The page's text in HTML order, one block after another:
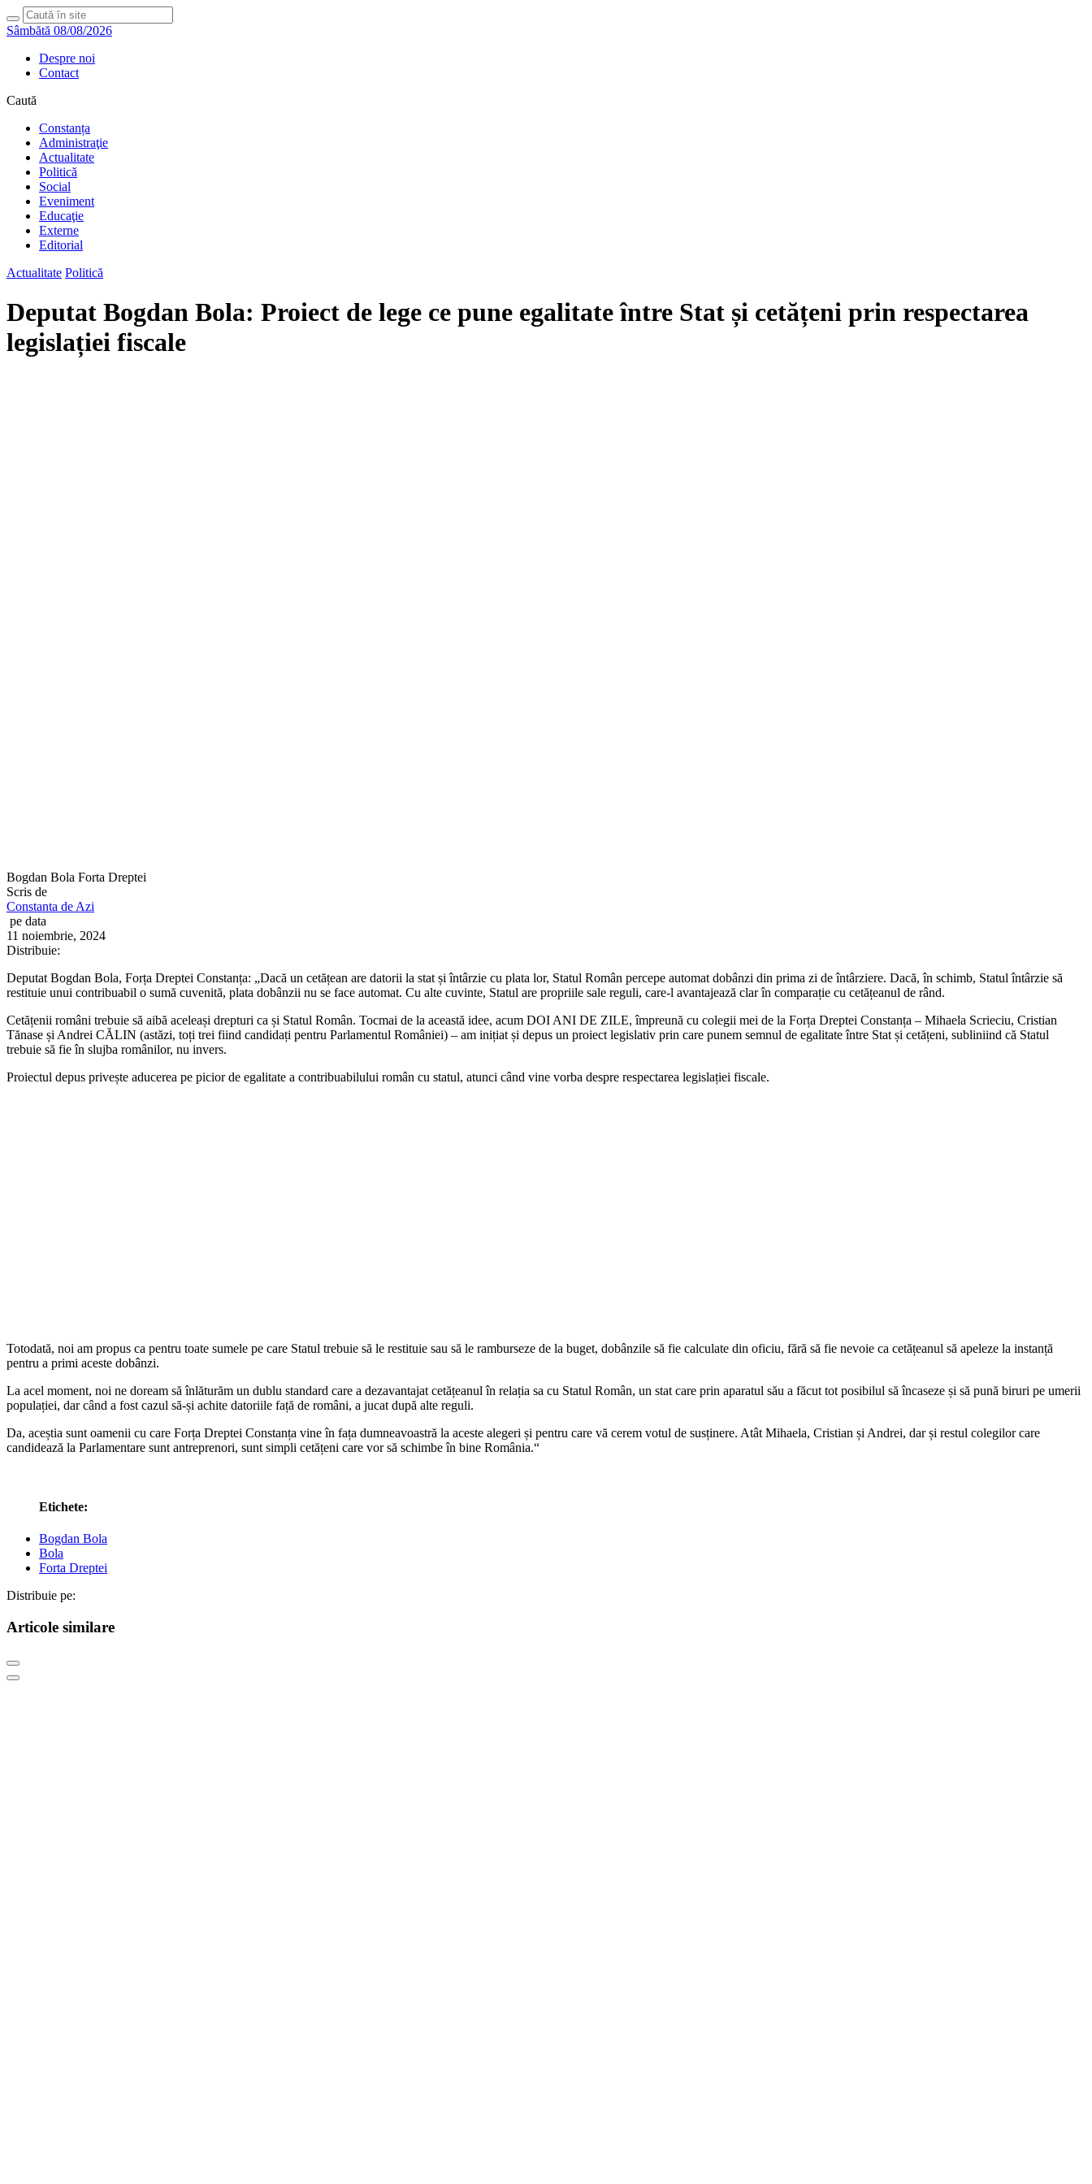
Sâmbătă 08/08/2026
Despre noi
Contact
Caută
Constanța
Administraţie
Actualitate
Politică
Social
Eveniment
Educaţie
Externe
Editorial
Actualitate Politică
Deputat Bogdan Bola: Proiect de lege ce pune egalitate între Stat și cetățeni prin respectarea
legislației fiscale
Bogdan Bola Forta Dreptei
Scris de
Constanta de Azi
pe data
11 noiembrie, 2024
Distribuie:
Deputat Bogdan Bola, Forța Dreptei Constanța: „Dacă un cetățean are datorii la stat și întârzie cu plata lor, Statul Român percepe automat dobânzi din prima zi de întârziere. Dacă, în schimb, Statul întârzie să
restituie unui contribuabil o sumă cuvenită, plata dobânzii nu se face automat. Cu alte cuvinte, Statul are propriile sale reguli, care-l avantajează clar în comparație cu cetățeanul de rând.
Cetățenii români trebuie să aibă aceleași drepturi ca și Statul Român. Tocmai de la această idee, acum DOI ANI DE ZILE, împreună cu colegii mei de la Forța Dreptei Constanța – Mihaela Scrieciu, Cristian
Tănase și Andrei CĂLIN (astăzi, toți trei fiind candidați pentru Parlamentul României) – am inițiat și depus un proiect legislativ prin care punem semnul de egalitate între Stat și cetățeni, subliniind că Statul
trebuie să fie în slujba românilor, nu invers.
Proiectul depus privește aducerea pe picior de egalitate a contribuabilului român cu statul, atunci când vine vorba despre respectarea legislației fiscale.
Totodată, noi am propus ca pentru toate sumele pe care Statul trebuie să le restituie sau să le ramburseze de la buget, dobânzile să fie calculate din oficiu, fără să fie nevoie ca cetățeanul să apeleze la instanță
pentru a primi aceste dobânzi.
La acel moment, noi ne doream să înlăturăm un dublu standard care a dezavantajat cetățeanul în relația sa cu Statul Român, un stat care prin aparatul său a făcut tot posibilul să încaseze și să pună biruri pe umerii
populației, dar când a fost cazul să-și achite datoriile față de români, a jucat după alte reguli.
Da, aceștia sunt oamenii cu care Forța Dreptei Constanța vine în fața dumneavoastră la aceste alegeri și pentru care vă cerem votul de susținere. Atât Mihaela, Cristian și Andrei, dar și restul colegilor care
candidează la Parlamentare sunt antreprenori, sunt simpli cetățeni care vor să schimbe în bine România.“
Etichete:
Bogdan Bola
Bola
Forta Dreptei
Distribuie pe:
Articole similare